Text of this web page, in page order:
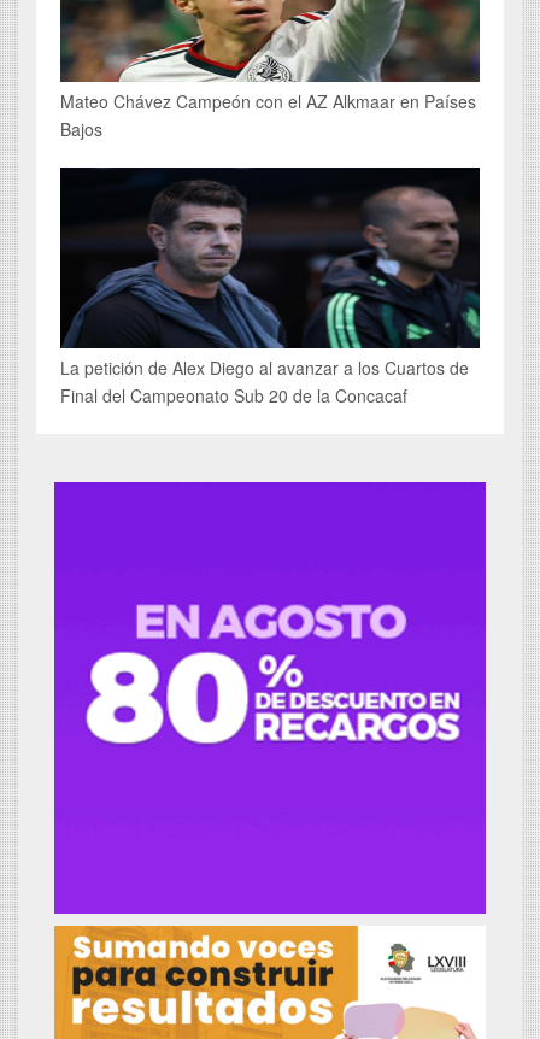
Mateo Chávez Campeón con el AZ Alkmaar en Países
Bajos
La petición de Alex Diego al avanzar a los Cuartos de
Final del Campeonato Sub 20 de la Concacaf